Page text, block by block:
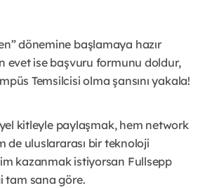
dönemine başlamaya hazır
evet ise başvuru formunu doldur,
Temsilcisi olma şansını yakala!
kitleyle paylaşmak, hem network
de uluslararası bir teknoloji
kazanmak istiyorsan Fullsepp
tam sana göre.